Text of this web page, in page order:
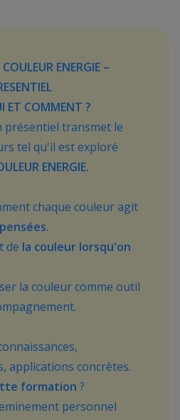
ENERGIE –
ET COMMENT ?
transmet le
tel qu'il est exploré
ENERGIE.
chaque couleur agit
de la couleur lorsqu'on
la couleur comme outil
applications concrètes.
formation ?
personnel